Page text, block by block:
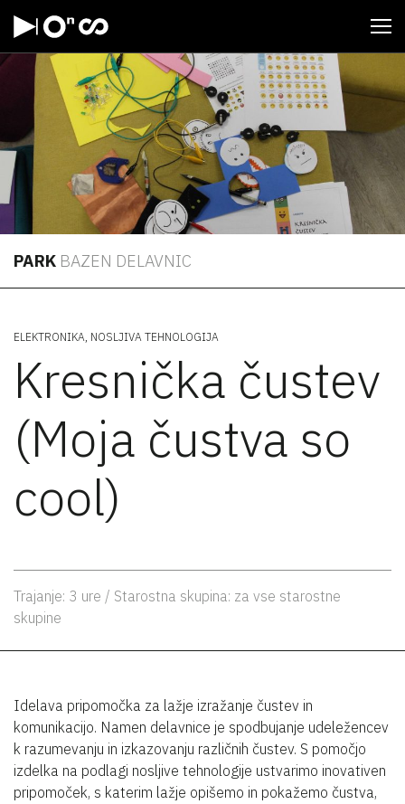
PARK BAZEN DELAVNIC
ELEKTRONIKA NOSLJIVA TEHNOLOGIJA
Kresnička čustev
(Moja čustva so
cool)
Trajanje: 3 ure / Starostna skupina: za vse starostne
skupine
Idelava pripomočka za lažje izražanje čustev in
komunikacijo. Namen delavnice je spodbujanje udeležencev
k razumevanju in izkazovanju različnih čustev. S pomočjo
izdelka na podlagi nosljive tehnologije ustvarimo inovativen
pripomoček, s katerim lažje opišemo in pokažemo čustva,